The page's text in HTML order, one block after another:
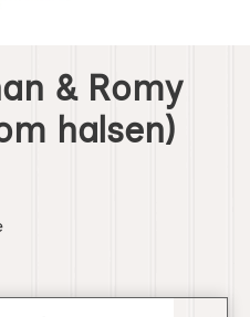
& Romy
halsen)